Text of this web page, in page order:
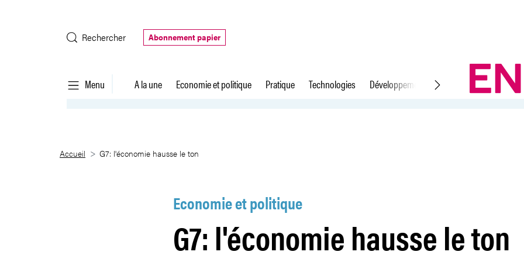
Rechercher
Abonnement papier
Menu A la une Economie et politique Pratique Technologies Développement durable Droit du travail
G7: l&#39;économie hausse le ton
Accueil G7: l'économie hausse le ton
Economie et politique
G7: l'économie hausse le ton